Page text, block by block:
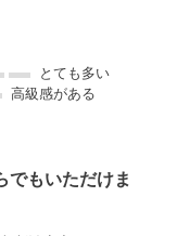
とても多い
高級感がある
でもいただけま